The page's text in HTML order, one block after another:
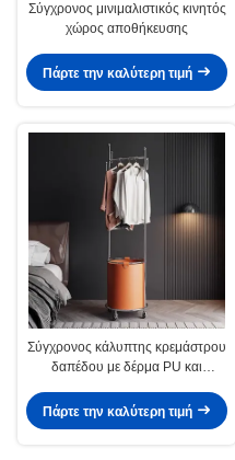
Σύγχρονος μινιμαλιστικός κινητός
χώρος αποθήκευσης
Πάρτε την καλύτερη τιμή
Σύγχρονος κάλυπτης κρεμάστρου
δαπέδου με δέρμα PU και
Πάρτε την καλύτερη τιμή